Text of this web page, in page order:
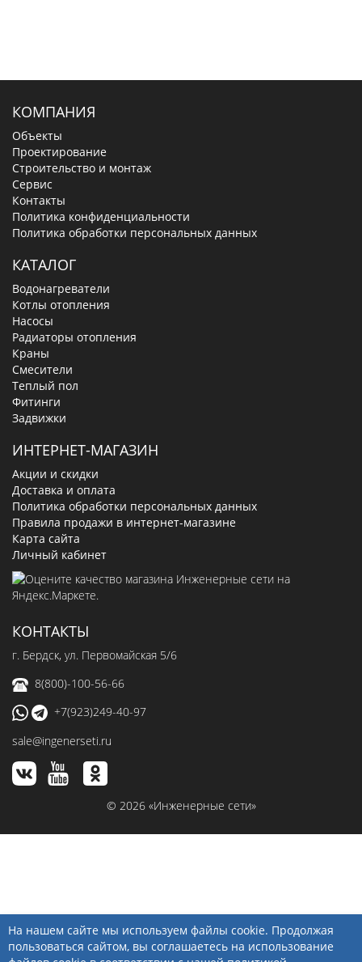
КОМПАНИЯ
Объекты
Проектирование
Строительство и монтаж
Сервис
Контакты
Политика конфиденциальности
Политика обработки персональных данных
КАТАЛОГ
Водонагреватели
Котлы отопления
Насосы
Радиаторы отопления
Краны
Смесители
Теплый пол
Фитинги
Задвижки
ИНТЕРНЕТ-МАГАЗИН
Акции и скидки
Доставка и оплата
Политика обработки персональных данных
Правила продажи в интернет-магазине
Карта сайта
Личный кабинет
КОНТАКТЫ
г. Бердск, ул. Первомайская 5/6
8(800)-100-56-66
+7(923)249-40-97
sale@ingenerseti.ru
© 2026 «Инженерные сети»
На нашем сайте мы используем файлы cookie. Продолжая
пользоваться сайтом, вы соглашаетесь на использование